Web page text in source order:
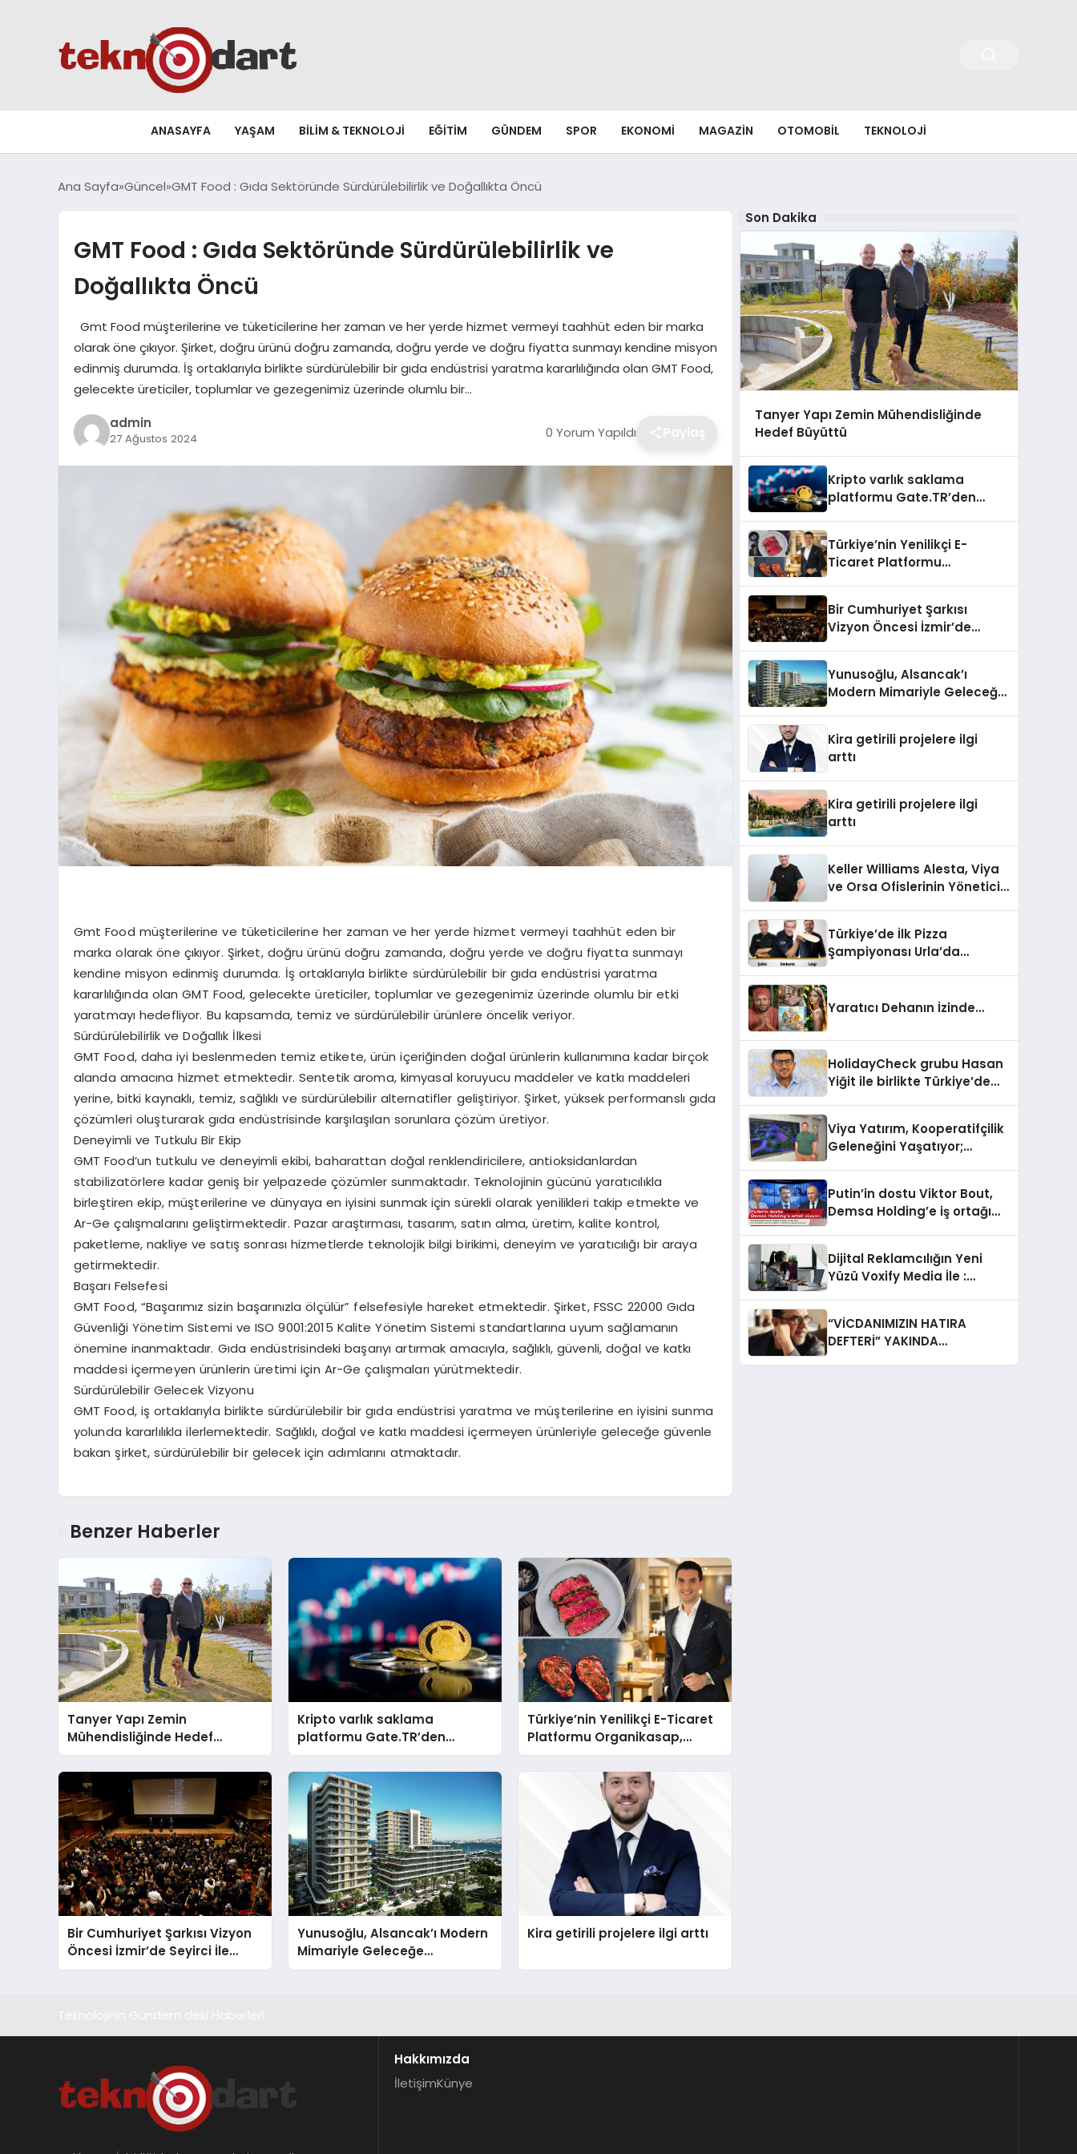
ANASAYFA YAŞAM BILIM & TEKNOLOJI EĞITIM GÜNDEM SPOR EKONOMI MAGAZIN OTOMOBIL TEKNOLOJI
Ana Sayfa Güncel GMT Food : Gıda Sektöründe Sürdürülebilirlik ve Doğallıkta Öncü
GMT Food : Gıda Sektöründe Sürdürülebilirlik ve
Doğallıkta Öncü
Gmt Food müşterilerine ve tüketicilerine her zaman ve her yerde hizmet vermeyi taahhüt eden bir marka
olarak öne çıkıyor. Şirket, doğru ürünü doğru zamanda, doğru yerde ve doğru fiyatta sunmayı kendine misyon
edinmiş durumda. İş ortaklarıyla birlikte sürdürülebilir bir gıda endüstrisi yaratma kararlılığında olan GMT Food,
gelecekte üreticiler, toplumlar ve gezegenimiz üzerinde olumlu bir…
admin
27 Ağustos 2024 0 Yorum Yapıldı
Gmt Food müşterilerine ve tüketicilerine her zaman ve her yerde hizmet vermeyi taahhüt eden bir
marka olarak öne çıkıyor. Şirket, doğru ürünü doğru zamanda, doğru yerde ve doğru fiyatta sunmayı
kendine misyon edinmiş durumda. İş ortaklarıyla birlikte sürdürülebilir bir gıda endüstrisi yaratma
kararlılığında olan GMT Food, gelecekte üreticiler, toplumlar ve gezegenimiz üzerinde olumlu bir etki
yaratmayı hedefliyor. Bu kapsamda, temiz ve sürdürülebilir ürünlere öncelik veriyor.
Sürdürülebilirlik ve Doğallık İlkesi
GMT Food, daha iyi beslenmeden temiz etikete, ürün içeriğinden doğal ürünlerin kullanımına kadar birçok
alanda amacına hizmet etmektedir. Sentetik aroma, kimyasal koruyucu maddeler ve katkı maddeleri
yerine, bitki kaynaklı, temiz, sağlıklı ve sürdürülebilir alternatifler geliştiriyor. Şirket, yüksek performanslı gıda
çözümleri oluşturarak gıda endüstrisinde karşılaşılan sorunlara çözüm üretiyor.
Deneyimli ve Tutkulu Bir Ekip
GMT Food’un tutkulu ve deneyimli ekibi, baharattan doğal renklendiricilere, antioksidanlardan
stabilizatörlere kadar geniş bir yelpazede çözümler sunmaktadır. Teknolojinin gücünü yaratıcılıkla
birleştiren ekip, müşterilerine ve dünyaya en iyisini sunmak için sürekli olarak yenilikleri takip etmekte ve
Ar-Ge çalışmalarını geliştirmektedir. Pazar araştırması, tasarım, satın alma, üretim, kalite kontrol,
paketleme, nakliye ve satış sonrası hizmetlerde teknolojik bilgi birikimi, deneyim ve yaratıcılığı bir araya
getirmektedir.
Başarı Felsefesi
GMT Food, “Başarımız sizin başarınızla ölçülür” felsefesiyle hareket etmektedir. Şirket, FSSC 22000 Gıda
Güvenliği Yönetim Sistemi ve ISO 9001:2015 Kalite Yönetim Sistemi standartlarına uyum sağlamanın
önemine inanmaktadır. Gıda endüstrisindeki başarıyı artırmak amacıyla, sağlıklı, güvenli, doğal ve katkı
maddesi içermeyen ürünlerin üretimi için Ar-Ge çalışmaları yürütmektedir.
Sürdürülebilir Gelecek Vizyonu
GMT Food, iş ortaklarıyla birlikte sürdürülebilir bir gıda endüstrisi yaratma ve müşterilerine en iyisini sunma
yolunda kararlılıkla ilerlemektedir. Sağlıklı, doğal ve katkı maddesi içermeyen ürünleriyle geleceğe güvenle
bakan şirket, sürdürülebilir bir gelecek için adımlarını atmaktadır.
Benzer Haberler
Tanyer Yapı Zemin
Mühendisliğinde Hedef
Büyüttü
Kripto varlık saklama
platformu Gate.TR’den
memecoin değerlendirmesi
Türkiye’nin Yenilikçi E-Ticaret
Platformu Organikasap,
Premium Et ve Şarküteri
Ürünlerini Tüketicilerle
Buluşturuyor
Bir Cumhuriyet Şarkısı Vizyon
Öncesi İzmir’de Seyirci İle
Buluştu
Yunusoğlu, Alsancak’ı Modern
Mimariyle Geleceğe
Taşıyacak
Kira getirili projelere ilgi arttı
Son Dakika
Tanyer Yapı Zemin Mühendisliğinde
Hedef Büyüttü
Kripto varlık saklama
platformu Gate.TR’den
Türkiye’nin Yenilikçi E-
Ticaret Platformu
Tüketicilerle Buluşturuyor
Bir Cumhuriyet Şarkısı
Vizyon Öncesi İzmir’de
Yunusoğlu, Alsancak’ı
Modern Mimariyle Geleceğe
Kira getirili projelere ilgi
arttı
Kira getirili projelere ilgi
arttı
Keller Williams Alesta, Viya
ve Orsa Ofislerinin Yönetici
Rolü Üstlendik”
Türkiye’de İlk Pizza
Şampiyonası Urla’da
Yaratıcı Dehanın İzinde…
HolidayCheck grubu Hasan
Yiğit ile birlikte Türkiye’de
Viya Yatırım, Kooperatifçilik
Geleneğini Yaşatıyor;
Putin’in dostu Viktor Bout,
Demsa Holding’e iş ortağı
Dijital Reklamcılığın Yeni
Yüzü Voxify Media İle :
“VİCDANIMIZIN HATIRA
DEFTERİ” YAKINDA
Hakkımızda
İletişimKünye